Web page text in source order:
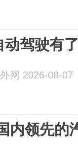
动驾驶有
网 2026-08-07
内领先的